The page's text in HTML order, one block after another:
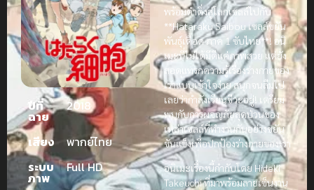
ปีที่
ฉาย
2018
เสียง
พากย์ไทย
ระบบ
ภาพ
Full HD
พร้อมดำดิ่งสู่โลกเซลล์ไปกับ
**Hataraku Saibou เซลล์ขยัน
พันธุ์เดือด ภาค 1 ซับไทย**! อนิ
เมะที่ไม่ได้มีดีแค่ภาพสวย แต่ยัง
สอดแทรกความรู้เรื่องร่างกายของ
เราแบบเข้าใจง่าย สนุกจนลืมไป
เลยว่ากำลังเรียนชีวะอยู่! เตรียม
พบกับการผจญภัยสุดป่วนของ
เหล่าเซลล์ที่ทำงานกันอย่างขยัน
ขันแข็งเพื่อปกป้องร่างกายของเรา
อนิเมะเรื่องนี้กำกับโดย Hideki
Takeuchi ที่มาพร้อมลายเซ็นงาน